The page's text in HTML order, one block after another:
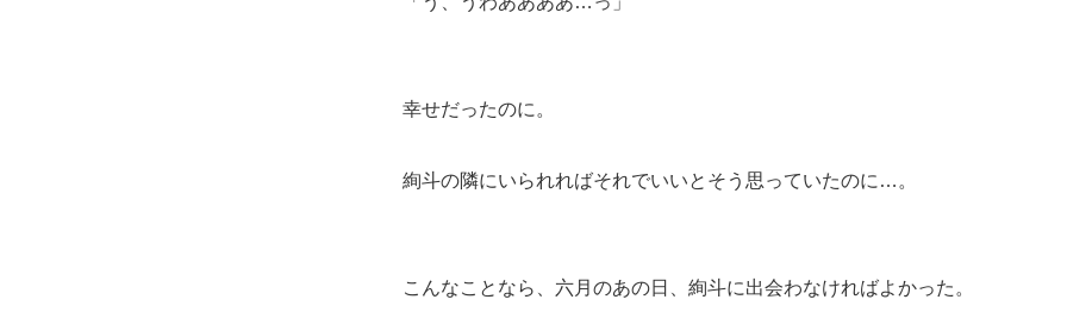
幸せだったのに。
絢斗の隣にいられればそれでいいとそう思っていたのに…。
こんなことなら、六月のあの日、絢斗に出会わなければよかった。